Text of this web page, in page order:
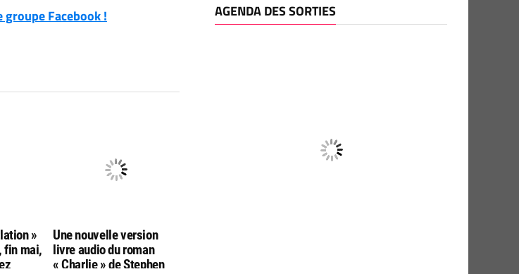
groupe Facebook !
»
fin mai,
Une nouvelle version
livre audio du roman
« Charlie » de Stephen
AGENDA DES SORTIES